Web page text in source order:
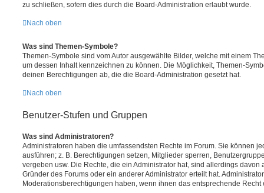
zu schließen, sofern dies durch die Board-Administration erlaubt wurde.
Nach oben
Was sind Themen-Symbole?
Themen-Symbole sind vom Autor ausgewählte Bilder, welche mit einem
um dessen Inhalt kennzeichnen zu können. Die Möglichkeit, Themen-
deinen Berechtigungen ab, die die Board-Administration gesetzt hat.
Nach oben
Benutzer-Stufen und Gruppen
Was sind Administratoren?
Administratoren haben die umfassendsten Rechte im Forum. Sie können
ausführen; z. B. Berechtigungen setzen, Mitglieder sperren,
vergeben usw. Die Rechte, die ein Administrator hat, sind allerdings
Gründer des Forums oder ein anderer Administrator erteilt hat.
Moderationsberechtigungen haben, wenn ihnen das entsprechende Recht